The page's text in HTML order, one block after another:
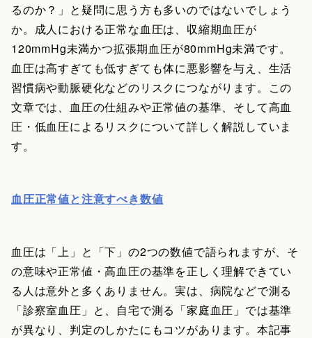
るのか？」と疑問に思う方も多いのではないでしょう
か。成人における正常な血圧は、収縮期血圧が
120mmHg未満かつ拡張期血圧が80mmHg未満です。
血圧は高すぎても低すぎても体に悪影響を与え、生活
習慣病や動脈硬化などのリスクにつながります。この
文章では、血圧の仕組みや正常値の基準、そして高血
圧・低血圧によるリスクについて詳しく解説していま
す。
血圧正常値と注意すべき数値
血圧は「上」と「下」の2つの数値で語られますが、そ
の意味や正常値・高血圧の基準を正しく理解できてい
る人は意外と多くありません。実は、病院などで測る
「診察室血圧」と、自宅で測る「家庭血圧」では基準
が異なり、判定のしかたにもコツがあります。本記事